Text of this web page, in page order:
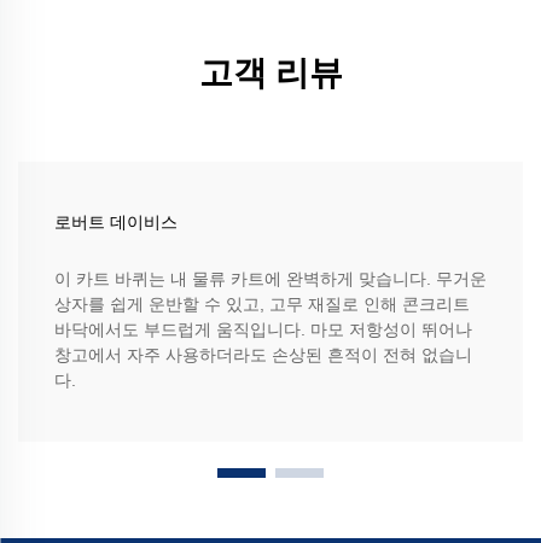
고객 리뷰
로버트 데이비스
이 카트 바퀴는 내 물류 카트에 완벽하게 맞습니다. 무거운
상자를 쉽게 운반할 수 있고, 고무 재질로 인해 콘크리트
바닥에서도 부드럽게 움직입니다. 마모 저항성이 뛰어나
창고에서 자주 사용하더라도 손상된 흔적이 전혀 없습니
다.